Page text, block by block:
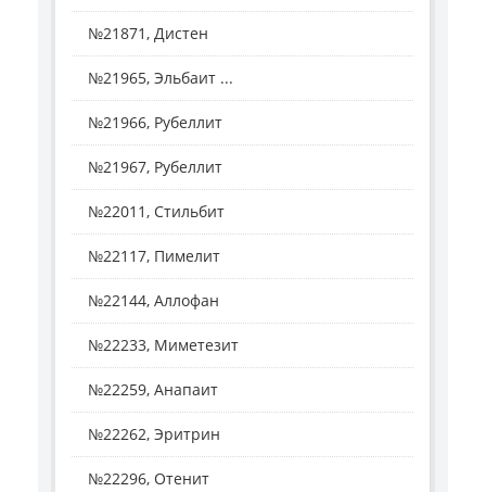
№21871, Дистен
№21965, Эльбаит ...
№21966, Рубеллит
№21967, Рубеллит
№22011, Стильбит
№22117, Пимелит
№22144, Аллофан
№22233, Миметезит
№22259, Анапаит
№22262, Эритрин
№22296, Отенит